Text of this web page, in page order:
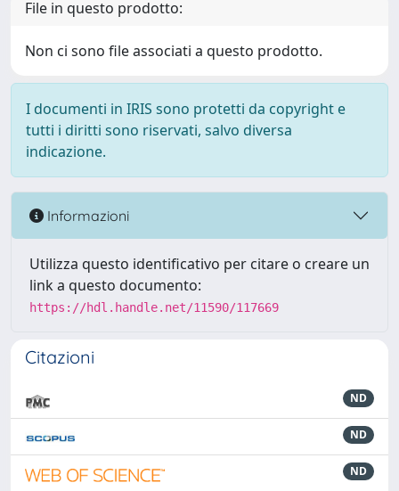
File in questo prodotto:
Non ci sono file associati a questo prodotto.
I documenti in IRIS sono protetti da copyright e
tutti i diritti sono riservati, salvo diversa
indicazione.
Informazioni
Utilizza questo identificativo per citare o creare un
link a questo documento:
https://hdl.handle.net/11590/117669
Citazioni
ND
ND
ND